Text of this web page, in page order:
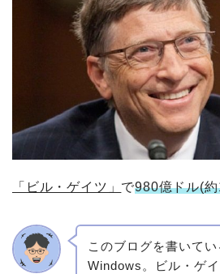
「ビル・ゲイツ」 で980億ドル(
このブログを書いて
Windows。ビル・ゲ